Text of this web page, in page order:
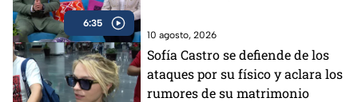
6:35
10 agosto, 2026
Sofía Castro se defiende de los
ataques por su físico y aclara los
rumores de su matrimonio